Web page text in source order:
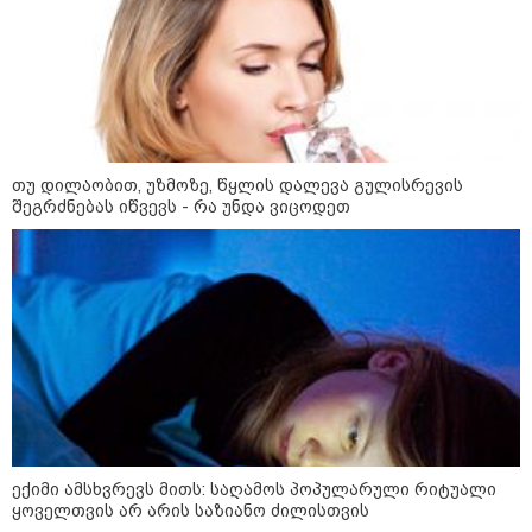
მინისტრმა და ვოლოდიმირ
ზელენსკიმ კიევში შეხვედრაზე
განიხილეს თავდაცვითი
თანამშრომლობა, მათ შორის
დრონების, ენერგეტიკის,
ნავთობისა და გაზის სფეროში
სასამართლომ „სფერო
ჰოლდინგის" დამფუძნებელს, გივი
წულეისკირს და კომპანიის
თანამშრომელს 12 და 8 წლით
თავისუფლების აღკვეთა
განუსაზღვრა -
მსჯავრდადებულებს
დაზარალებულებისთვის
კომპენსაციის გადახდის
ვალდებულება დაეკისრათ
საზოგადოება
თუ დილაობით, უზმოზე, წყლის დალევა გულისრევის
შეგრძნებას იწვევს - რა უნდა ვიცოდეთ
ექიმი ამსხვრევს მითს: საღამოს პოპულარული რიტუალი
ყოველთვის არ არის საზიანო ძილისთვის